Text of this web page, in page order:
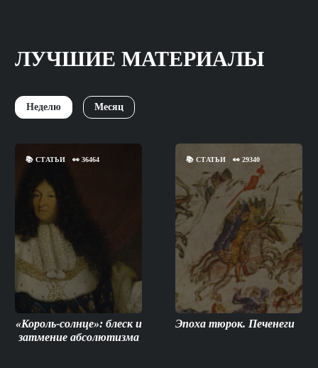
ЛУЧШИЕ МАТЕРИАЛЫ
Неделю Месяц
📚 СТАТЬИ 👀 36464
«Король-солнце»: блеск и
затмение абсолютизма
📚СТАТЬИ 👀29340
Эпоха тюрок. Печенеги